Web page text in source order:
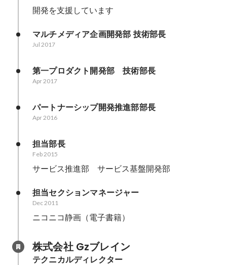
開発を支援しています
マルチメディア企画開発部 技術部長
Jul 2017
第一プロダクト開発部　技術部長
Apr 2017
パートナーシップ開発推進部部長
Apr 2016
担当部長
Feb 2015
サービス推進部　サービス基盤開発部
担当セクションマネージャー
Dec 2011
ニコニコ静画（電子書籍）
株式会社 Gzブレイン
テクニカルディレクター